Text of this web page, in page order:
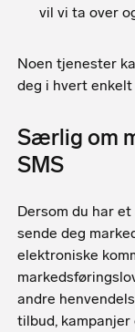
vil vi ta over
Noen tjenester
deg i hvert
Særlig om
SMS
Dersom du har
sende deg
elektroniske
andre
tilbud,